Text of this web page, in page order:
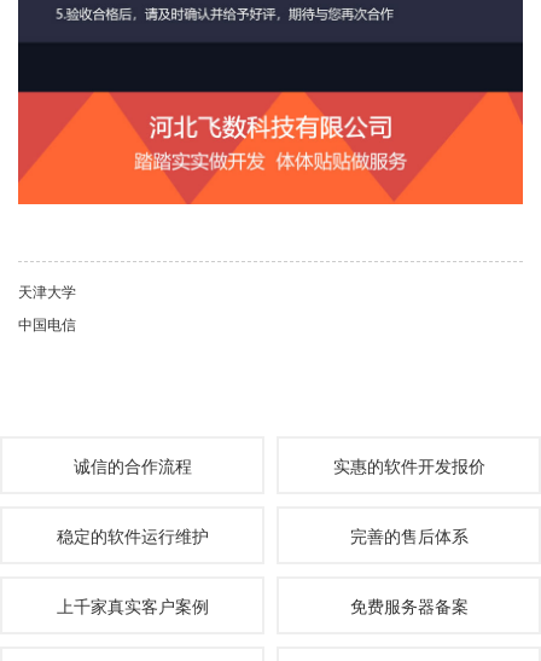
天津大学
中国电信
诚信的合作流程 实惠的软件开发报价
稳定的软件运行维护 完善的售后体系
上千家真实客户案例 免费服务器备案